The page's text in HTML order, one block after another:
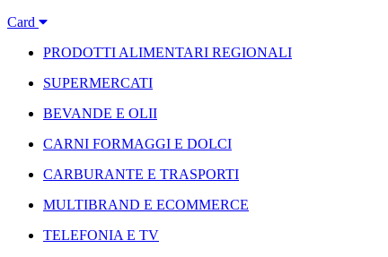
Card
PRODOTTI ALIMENTARI REGIONALI
SUPERMERCATI
BEVANDE E OLII
CARNI FORMAGGI E DOLCI
CARBURANTE E TRASPORTI
MULTIBRAND E ECOMMERCE
TELEFONIA E TV